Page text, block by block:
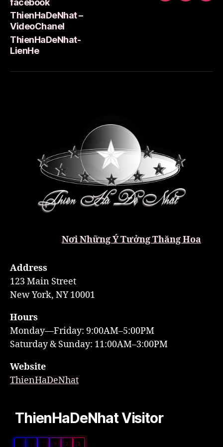
facebook
ThienHaDeNhat –
VideoChanel
ThienHaDeNhat-
LienHe
Nơi Những Ý Tưởng Thăng Hoa
Address
123 Main Street
New York, NY 10001
Hours
Monday—Friday: 9:00AM–5:00PM
Saturday & Sunday: 11:00AM–3:00PM
Website
ThienHaDeNhat
ThienHaDeNhat Visitor
7 9 2 3